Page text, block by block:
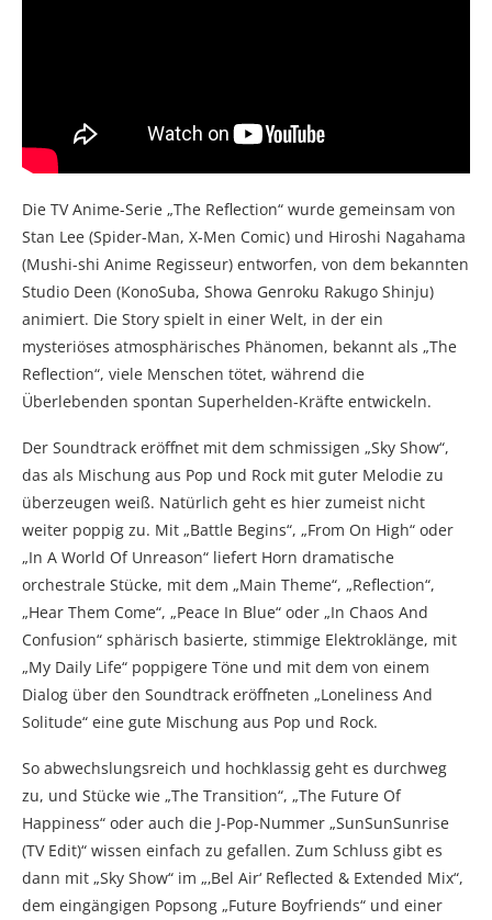
Die TV Anime-Serie „The Reflection“ wurde gemeinsam von
Stan Lee (Spider-Man, X-Men Comic) und Hiroshi Nagahama
(Mushi-shi Anime Regisseur) entworfen, von dem bekannten
Studio Deen (KonoSuba, Showa Genroku Rakugo Shinju)
animiert. Die Story spielt in einer Welt, in der ein
mysteriöses atmosphärisches Phänomen, bekannt als „The
Reflection“, viele Menschen tötet, während die
Überlebenden spontan Superhelden-Kräfte entwickeln.
Der Soundtrack eröffnet mit dem schmissigen „Sky Show“,
das als Mischung aus Pop und Rock mit guter Melodie zu
überzeugen weiß. Natürlich geht es hier zumeist nicht
weiter poppig zu. Mit „Battle Begins“, „From On High“ oder
„In A World Of Unreason“ liefert Horn dramatische
orchestrale Stücke, mit dem „Main Theme“, „Reflection“,
„Hear Them Come“, „Peace In Blue“ oder „In Chaos And
Confusion“ sphärisch basierte, stimmige Elektroklänge, mit
„My Daily Life“ poppigere Töne und mit dem von einem
Dialog über den Soundtrack eröffneten „Loneliness And
Solitude“ eine gute Mischung aus Pop und Rock.
So abwechslungsreich und hochklassig geht es durchweg
zu, und Stücke wie „The Transition“, „The Future Of
Happiness“ oder auch die J-Pop-Nummer „SunSunSunrise
(TV Edit)“ wissen einfach zu gefallen. Zum Schluss gibt es
dann mit „Sky Show“ im „‚Bel Air‘ Reflected & Extended Mix“,
dem eingängigen Popsong „Future Boyfriends“ und einer